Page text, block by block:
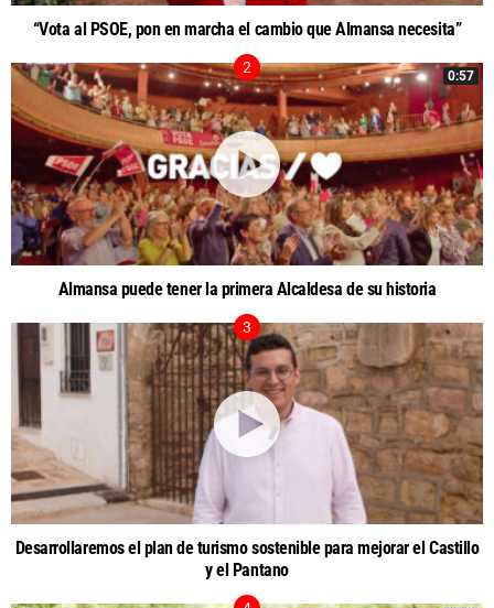
“Vota al PSOE, pon en marcha el cambio que Almansa necesita”
0:57
Almansa puede tener la primera Alcaldesa de su historia
Desarrollaremos el plan de turismo sostenible para mejorar el Castillo
y el Pantano